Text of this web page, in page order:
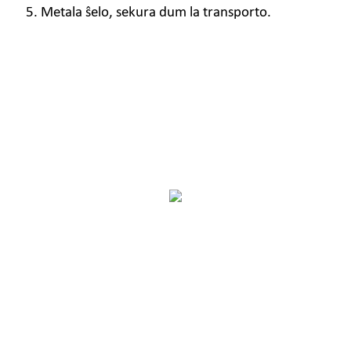
5. Metala ŝelo, sekura dum la transporto.